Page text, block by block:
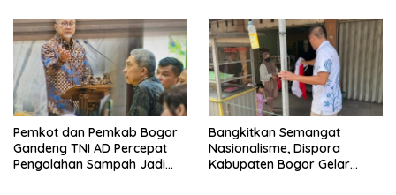
Pemkot dan Pemkab Bogor
Gandeng TNI AD Percepat
Pengolahan Sampah Jadi
Bangkitkan Semangat
Nasionalisme, Dispora
Kabupaten Bogor Gelar